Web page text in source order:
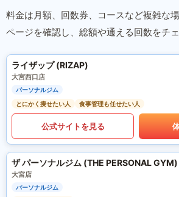
料金は月額、回数券、コースなど複雑な
ページを確認し、総額や通える回数をチ
ライザップ (RIZAP)
大宮西口店
パーソナルジム
とにかく痩せたい人
食事管理も任せたい人
公式サイトを見る
ザ パーソナルジム (THE PERSONAL GYM)
大宮店
パーソナルジム